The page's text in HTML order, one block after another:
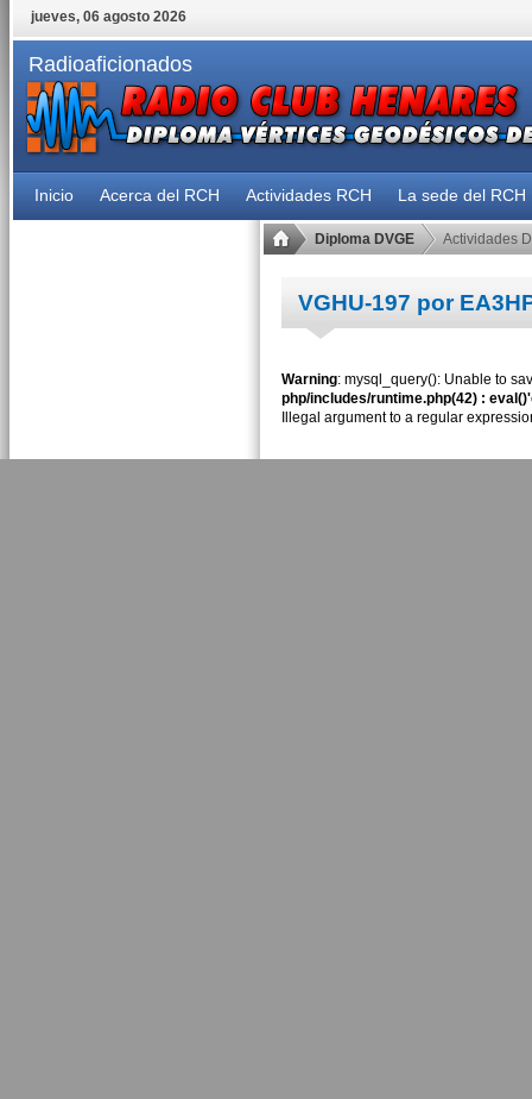
jueves, 06 agosto 2026
Radioaficionados
Inicio Acerca del RCH Actividades RCH La sede del RCH
Diploma DVGE Actividades
VGHU-197 por
Warning: mysql_query(): Unable to
php/includes/runtime.php(42) :
Illegal argument to a regular